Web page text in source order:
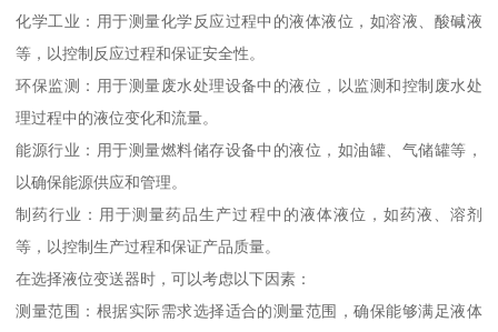
化学工业：用于测量化学反应过程中的液体液位，如溶液、酸碱液
等，以控制反应过程和保证安全性。
环保监测：用于测量废水处理设备中的液位，以监测和控制废水处
理过程中的液位变化和流量。
能源行业：用于测量燃料储存设备中的液位，如油罐、气储罐等，
以确保能源供应和管理。
制药行业：用于测量药品生产过程中的液体液位，如药液、溶剂
等，以控制生产过程和保证产品质量。
在选择液位变送器时，可以考虑以下因素：
测量范围：根据实际需求选择适合的测量范围，确保能够满足液体